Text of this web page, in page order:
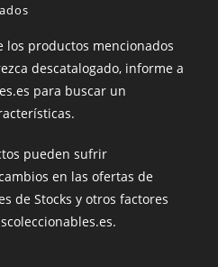
los productos mencionados
descatalogado, informe a
para buscar un
pueden sufrir
en las ofertas de
de Stocks y otros factores